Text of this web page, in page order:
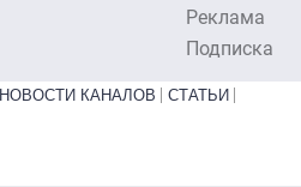
Реклама
Подписка
НОВОСТИ КАНАЛОВ
СТАТЬИ